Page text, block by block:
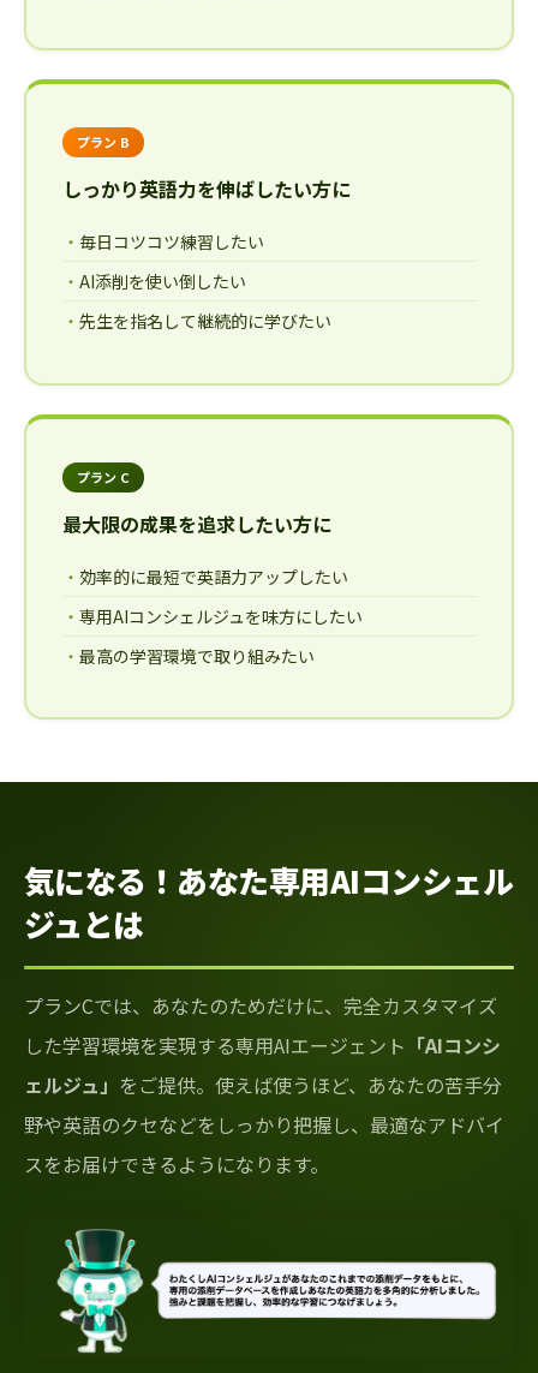
プラン B
しっかり英語力を伸ばしたい方に
毎日コツコツ練習したい
AI添削を使い倒したい
先生を指名して継続的に学びたい
プラン C
最大限の成果を追求したい方に
効率的に最短で英語力アップしたい
専用AIコンシェルジュを味方にしたい
最高の学習環境で取り組みたい
気になる！あなた専用AIコンシェル
ジュとは
プランCでは、あなたのためだけに、完全カスタマイズ
した学習環境を実現する専用AIエージェント 「AIコンシ
ェルジュ」 をご提供。使えば使うほど、あなたの苦手分
野や英語のクセなどをしっかり把握し、最適なアドバイ
スをお届けできるようになります。